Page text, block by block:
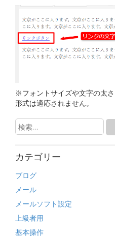
※フォントサイズや文字の太
形式は適応されません。
カテゴリー
ブログ
メール
メールソフト設定
上級者用
基本操作